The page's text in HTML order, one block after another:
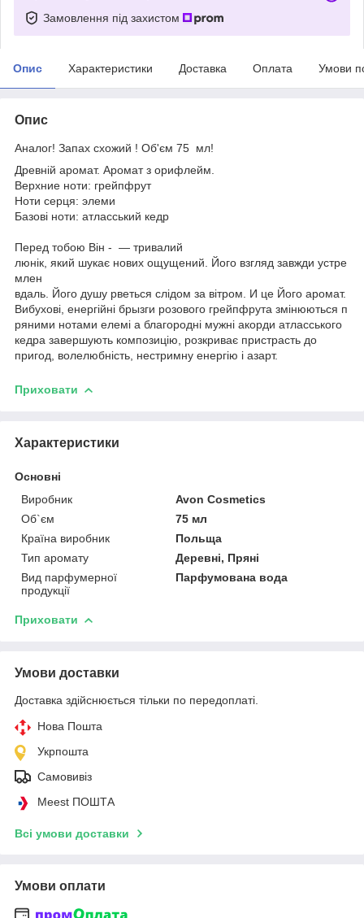
Замовлення під захистом
Опис Характеристики Доставка Оплата Умови
Опис
Аналог! Запах схожий ! Об'єм 75 мл!
Древній аромат. Аромат з орифлейм.
Верхние ноти: грейпфрут
Ноти серця: элеми
Базові ноти: атласський кедр
Перед тобою Він - — тривалий
люнік, який шукає нових ощущений. Його взгляд завжди устре
млен
вдаль. Його душу рветься слідом за вітром. И це Його аромат.
Вибухові, енергійні брызги розового грейпфрута змінюються п
ряними нотами елемі а благородні мужні акорди атласського
кедра завершують композицію, розкриває пристрасть до
пригод, волелюбність, нестримну енергію і азарт.
Приховати
Характеристики
Основні
Виробник
Avon Cosmetics
Об`єм
75 мл
Країна виробник
Польща
Тип аромату
Деревні, Пряні
Вид парфумерної
продукції
Парфумована вода
Приховати
Умови доставки
Доставка здійснюється тільки по передоплаті.
Нова Пошта
Укрпошта
Самовивіз
Meest ПОШТА
Всі умови доставки
Умови оплати